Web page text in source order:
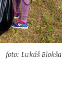
foto: Lukáš Blokša